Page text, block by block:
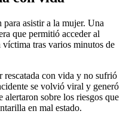
asistir a la mujer. Una
que permitió acceder al
tras varios minutos de
rescatada con vida y no sufrió
se volvió viral y generó
alertaron sobre los riesgos que
en mal estado.